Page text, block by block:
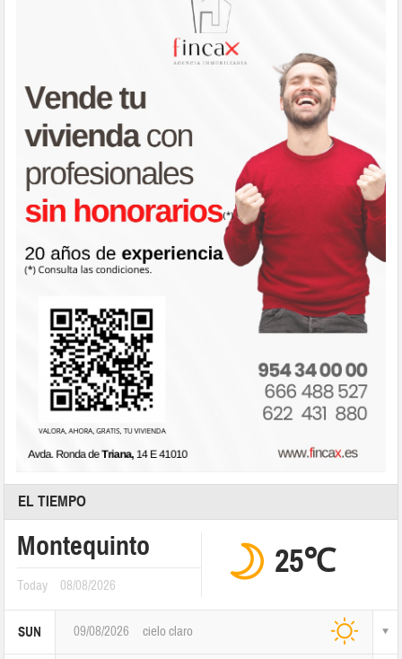
EL TIEMPO
Montequinto
Today 08/08/2026
25℃
SUN 09/08/2026 cielo claro